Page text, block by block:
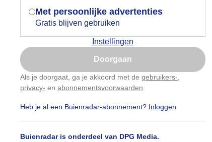
Met persoonlijke advertenties
Gratis blijven gebruiken
Instellingen
Doorgaan
Als je doorgaat, ga je akkoord met de gebruikers-
privacy- en abonnementsvoorwaarden
Heb je al een Buienradar-abonnement? Inloggen
Buienradar is onderdeel van DPG Media.
je browser waarin deze toestemming
gevraagd wordt.
Is goed, toon de popup
Nu niet, misschien later
Gebruik je Safari en wil je niet elke dag deze pop-up
Klikhierom dit aan te passen